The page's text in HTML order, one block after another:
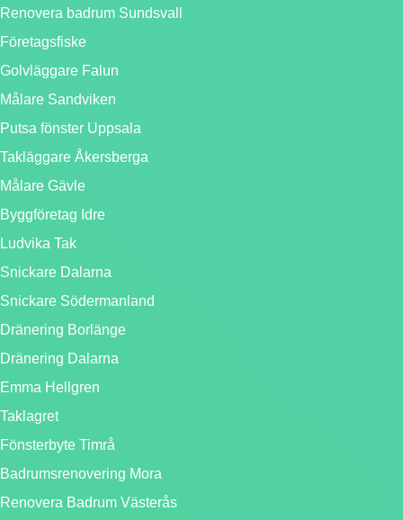
Renovera badrum Sundsvall
Företagsfiske
Golvläggare Falun
Målare Sandviken
Putsa fönster Uppsala
Takläggare Åkersberga
Målare Gävle
Byggföretag Idre
Ludvika Tak
Snickare Dalarna
Snickare Södermanland
Dränering Borlänge
Dränering Dalarna
Emma Hellgren
Taklagret
Fönsterbyte Timrå
Badrumsrenovering Mora
Renovera Badrum Västerås